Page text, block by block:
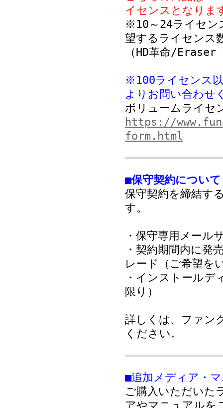
イセンスとなりま
※10～24ライセン
望するライセンス
（HD革命/
※100ライセンス
よりお問い合わせ
ボリュームライセ
https://
form.html
■保守契約について
保守契約を締結す
す。
・保守専用メール
・契約期間内に発
レード（ご希望を
・インストールデ
限り）
詳しくは、ファン
ください。
■追加メディア・
ご購入いただいた
アやマニュアルを